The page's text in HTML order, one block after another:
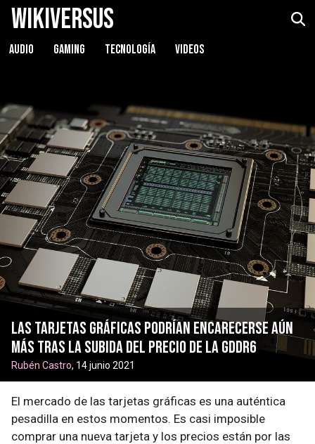
WikiVersus
AUDIO GAMING TECNOLOGÍA VIDEOS
Las tarjetas gráficas podrían encarecerse aún
más tras la subida del precio de la GDDR6
Rubén Castro, 14 junio 2021
El mercado de las tarjetas gráficas es una auténtica
pesadilla en estos momentos. Es casi imposible
comprar una nueva tarjeta y los precios están por las